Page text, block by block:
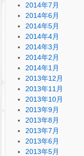
2014年7月
2014年6月
2014年5月
2014年4月
2014年3月
2014年2月
2014年1月
2013年12月
2013年11月
2013年10月
2013年9月
2013年8月
2013年7月
2013年6月
2013年5月